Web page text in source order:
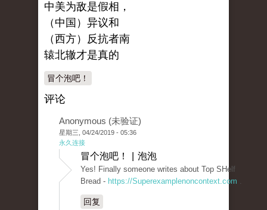
中美为敌是假相，
（中国）异议和
（西方）反抗者南
辕北辙才是真的
冒个泡吧！
评论
Anonymous (未验证)
星期三, 04/24/2019 - 05:36
永久连接
冒个泡吧！ | 泡泡
Yes! Finally someone writes about Top SHelf
Bread - https://Superexamplenoncontext.com .
回复